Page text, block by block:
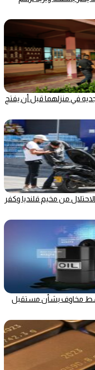
في منزلهما قبل أن يفتح
من مخيم قلنديا وكفر
مخاوف بشأن مستقبل